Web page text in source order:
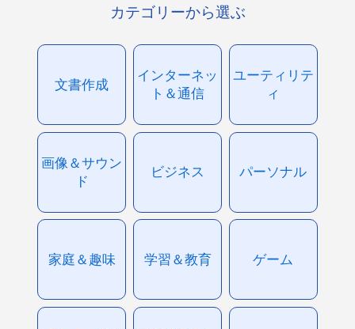
カテゴリーから選ぶ
文書作成
インターネッ
ト＆通信
ユーティリテ
ィ
画像＆サウン
ド
ビジネス パーソナル
家庭＆趣味 学習＆教育 ゲーム